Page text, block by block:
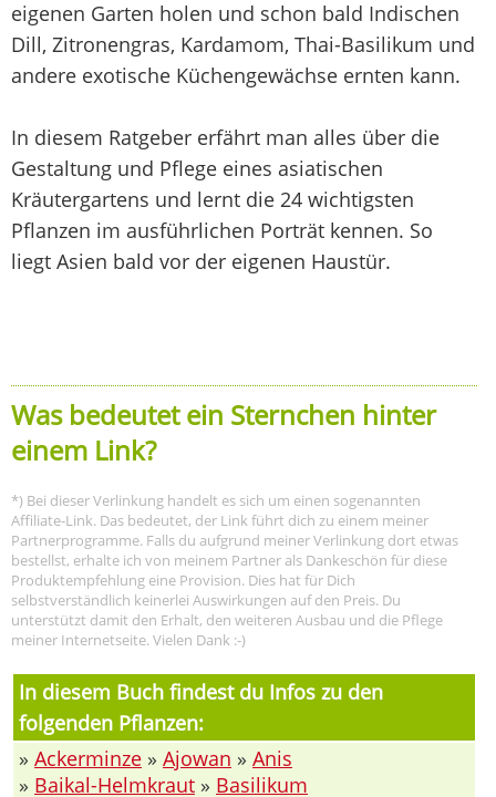
eigenen Garten holen und schon bald Indischen
Dill, Zitronengras, Kardamom, Thai-Basilikum und
andere exotische Küchengewächse ernten kann.
In diesem Ratgeber erfährt man alles über die
Gestaltung und Pflege eines asiatischen
Kräutergartens und lernt die 24 wichtigsten
Pflanzen im ausführlichen Porträt kennen. So
liegt Asien bald vor der eigenen Haustür.
Was bedeutet ein Sternchen hinter
einem Link?
*) Bei dieser Verlinkung handelt es sich um einen sogenannten
Affiliate-Link. Das bedeutet, der Link führt dich zu einem meiner
Partnerprogramme. Falls du aufgrund meiner Verlinkung dort etwas
bestellst, erhalte ich von meinem Partner als Dankeschön für diese
Produktempfehlung eine Provision. Dies hat für Dich
selbstverständlich keinerlei Auswirkungen auf den Preis. Du
unterstützt damit den Erhalt, den weiteren Ausbau und die Pflege
meiner Internetseite. Vielen Dank :-)
In diesem Buch findest du Infos zu den
folgenden Pflanzen:
» Ackerminze » Ajowan » Anis
» Baikal-Helmkraut » Basilikum